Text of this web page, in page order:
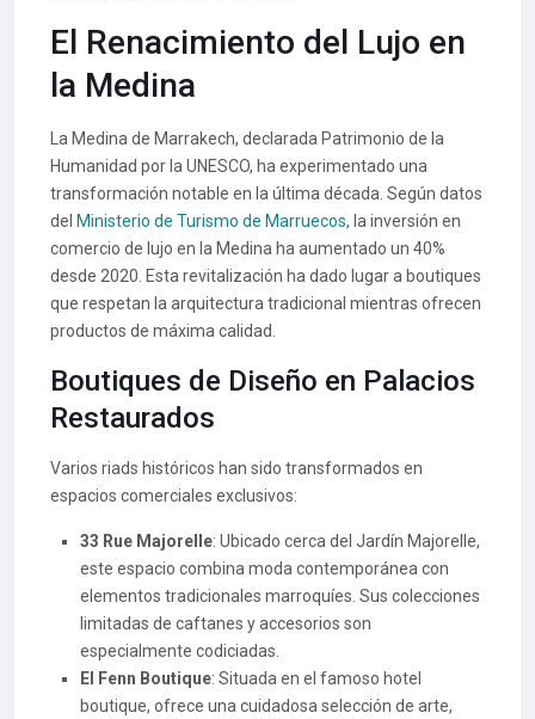
El Renacimiento del Lujo en
la Medina
La Medina de Marrakech, declarada Patrimonio de la
Humanidad por la UNESCO, ha experimentado una
transformación notable en la última década. Según datos
del Ministerio de Turismo de Marruecos, la inversión en
comercio de lujo en la Medina ha aumentado un 40%
desde 2020. Esta revitalización ha dado lugar a boutiques
que respetan la arquitectura tradicional mientras ofrecen
productos de máxima calidad.
Boutiques de Diseño en Palacios
Restaurados
Varios riads históricos han sido transformados en
espacios comerciales exclusivos:
33 Rue Majorelle: Ubicado cerca del Jardín Majorelle,
este espacio combina moda contemporánea con
elementos tradicionales marroquíes. Sus colecciones
limitadas de caftanes y accesorios son
especialmente codiciadas.
El Fenn Boutique: Situada en el famoso hotel
boutique, ofrece una cuidadosa selección de arte,